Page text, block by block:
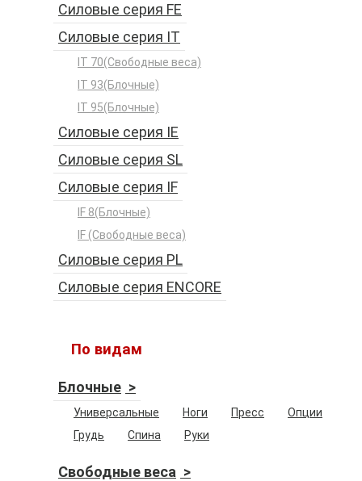
Силовые серия FE
Силовые серия IT
IT 70(Свободные веса)
IT 93(Блочные)
IT 95(Блочные)
Силовые серия IE
Силовые серия SL
Силовые серия IF
IF 8(Блочные)
IF (Свободные веса)
Силовые серия PL
Силовые серия ENCORE
По видам
Блочные
Универсальные Ноги Пресс
Опции
Грудь
Спина Руки
Свободные веса